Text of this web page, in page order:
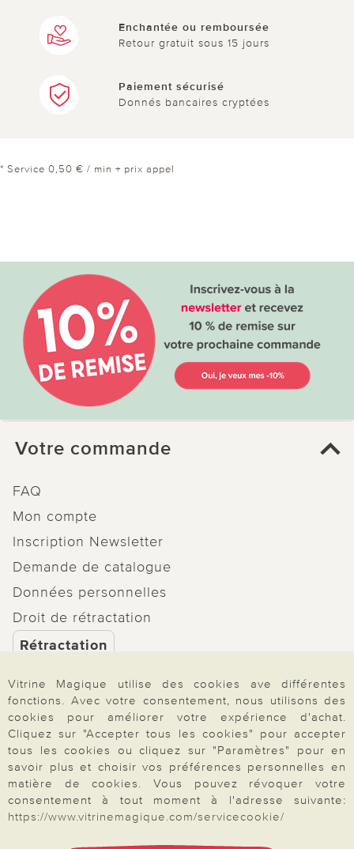
Enchantée ou remboursée
Retour gratuit sous 15 jours
Paiement sécurisé
Donnés bancaires cryptées
* Service 0,50 € / min + prix appel
Votre commande
FAQ
Mon compte
Inscription Newsletter
Demande de catalogue
Données personnelles
Droit de rétractation
Rétractation
Paiement & Livraison
À propos de nous
Vitrine Magique utilise des cookies ave différentes
fonctions. Avec votre consentement, nous utilisons des
cookies pour améliorer votre expérience d'achat.
Cliquez sur "Accepter tous les cookies" pour accepter
tous les cookies ou cliquez sur "Paramètres" pour en
savoir plus et choisir vos préférences personnelles en
matière de cookies. Vous pouvez révoquer votre
consentement à tout moment à l'adresse suivante:
https://www.vitrinemagique.com/servicecookie/